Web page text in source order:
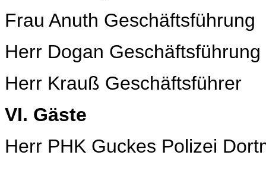
Frau Anuth Geschäftsführung
Herr Dogan Geschäftsführung
Herr Krauß Geschäftsführer
VI. Gäste
Herr PHK Guckes Polizei